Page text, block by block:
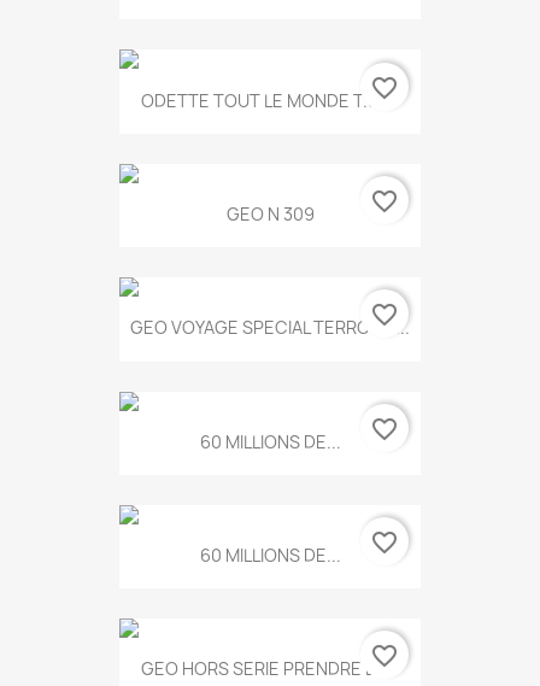
ODETTE TOUT LE MONDE T.546
favorite_border
GEO N 309 favorite_border
GEO VOYAGE SPECIAL TERROIRS...
favorite_border
60 MILLIONS DE... favorite_border
60 MILLIONS DE... favorite_border
GEO HORS SERIE PRENDRE LE...
favorite_border